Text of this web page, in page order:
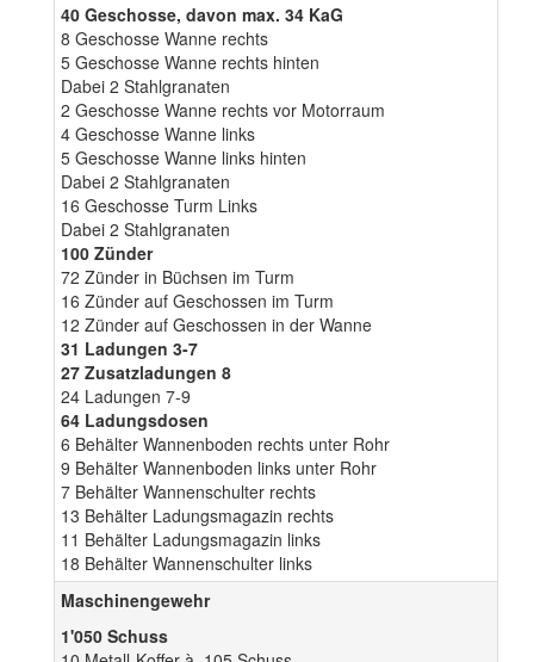
40 Geschosse, davon max. 34 KaG
8 Geschosse Wanne rechts
5 Geschosse Wanne rechts hinten
Dabei 2 Stahlgranaten
2 Geschosse Wanne rechts vor Motorraum
4 Geschosse Wanne links
5 Geschosse Wanne links hinten
Dabei 2 Stahlgranaten
16 Geschosse Turm Links
Dabei 2 Stahlgranaten
100 Zünder
72 Zünder in Büchsen im Turm
16 Zünder auf Geschossen im Turm
12 Zünder auf Geschossen in der Wanne
31 Ladungen 3-7
27 Zusatzladungen 8
24 Ladungen 7-9
64 Ladungsdosen
6 Behälter Wannenboden rechts unter Rohr
9 Behälter Wannenboden links unter Rohr
7 Behälter Wannenschulter rechts
13 Behälter Ladungsmagazin rechts
11 Behälter Ladungsmagazin links
18 Behälter Wannenschulter links
Maschinengewehr
1'050 Schuss